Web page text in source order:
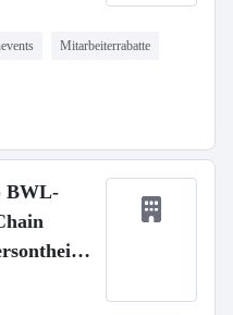
Mitarbeiterrabatte
BWL-